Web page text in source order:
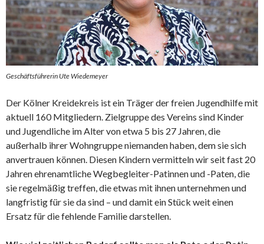
Geschäftsführerin Ute Wiedemeyer
Der Kölner Kreidekreis ist ein Träger der freien Jugendhilfe mit
aktuell 160 Mitgliedern. Zielgruppe des Vereins sind Kinder
und Jugendliche im Alter von etwa 5 bis 27 Jahren, die
außerhalb ihrer Wohngruppe niemanden haben, dem sie sich
anvertrauen können. Diesen Kindern vermitteln wir seit fast 20
Jahren ehrenamtliche Wegbegleiter-Patinnen und -Paten, die
sie regelmäßig treffen, die etwas mit ihnen unternehmen und
langfristig für sie da sind – und damit ein Stück weit einen
Ersatz für die fehlende Familie darstellen.